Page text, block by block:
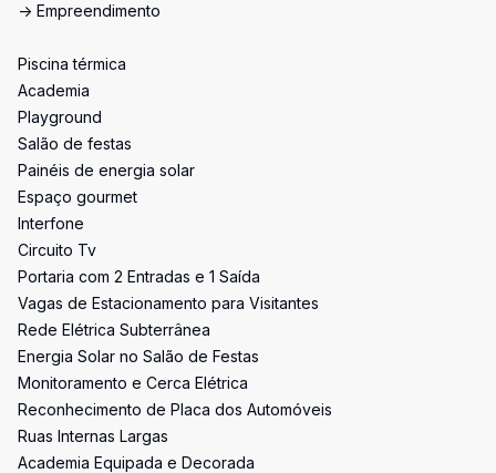
-> Empreendimento
Piscina térmica
Academia
Playground
Salão de festas
Painéis de energia solar
Espaço gourmet
Interfone
Circuito Tv
Portaria com 2 Entradas e 1 Saída
Vagas de Estacionamento para Visitantes
Rede Elétrica Subterrânea
Energia Solar no Salão de Festas
Monitoramento e Cerca Elétrica
Reconhecimento de Placa dos Automóveis
Ruas Internas Largas
Academia Equipada e Decorada